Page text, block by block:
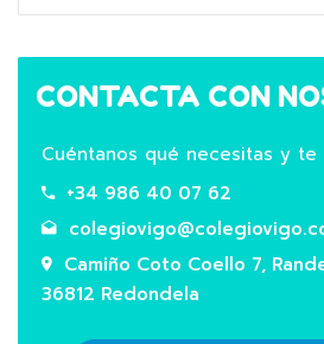
CONTACTA CON
Cuéntanos qué necesitas y te
+34 986 40 07 62
Camiño Coto Coello 7,
36812 Redondela